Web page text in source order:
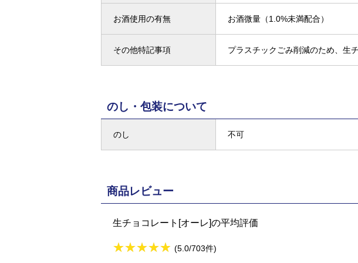
お酒使用の有無 お酒微量（1.0%未満配合）
その他特記事項 プラスチックごみ削減のため、生
のし・包装について
のし 不可
商品レビュー
生チョコレート[オーレ]の平均評価
★★★★★
★★★★★ (5.0/703件)